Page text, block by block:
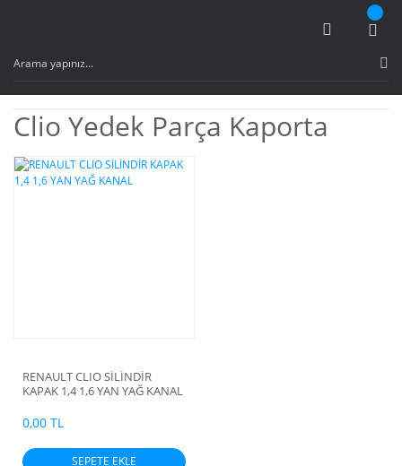
Clio Yedek Parça Kaporta
RENAULT CLIO SİLİNDİR
KAPAK 1,4 1,6 YAN YAĞ KANAL
0,00 TL
SEPETE EKLE